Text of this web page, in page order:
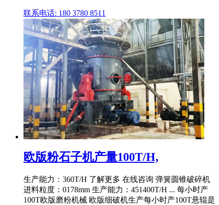
联系电话: 180 3780 8511
欧版粉石子机产量100T/H,
生产能力：360T/H 了解更多 在线咨询 弹簧圆锥破碎机
进料粒度：0178mm 生产能力：451400T/H ... 每小时产
100T欧版磨粉机械 欧版细破机生产每小时产100T悬辊是